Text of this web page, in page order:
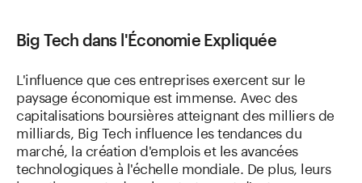
Big Tech dans l'Économie Expliquée
L'influence que ces entreprises exercent sur le
paysage économique est immense. Avec des
capitalisations boursières atteignant des milliers de
milliards, Big Tech influence les tendances du
marché, la création d'emplois et les avancées
technologiques à l'échelle mondiale. De plus, leurs